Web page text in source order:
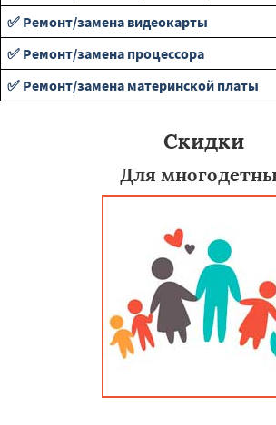
✅ Ремонт/замена видеокарты
✅ Ремонт/замена процессора
✅ Ремонт/замена материнской платы
Скидки
Для